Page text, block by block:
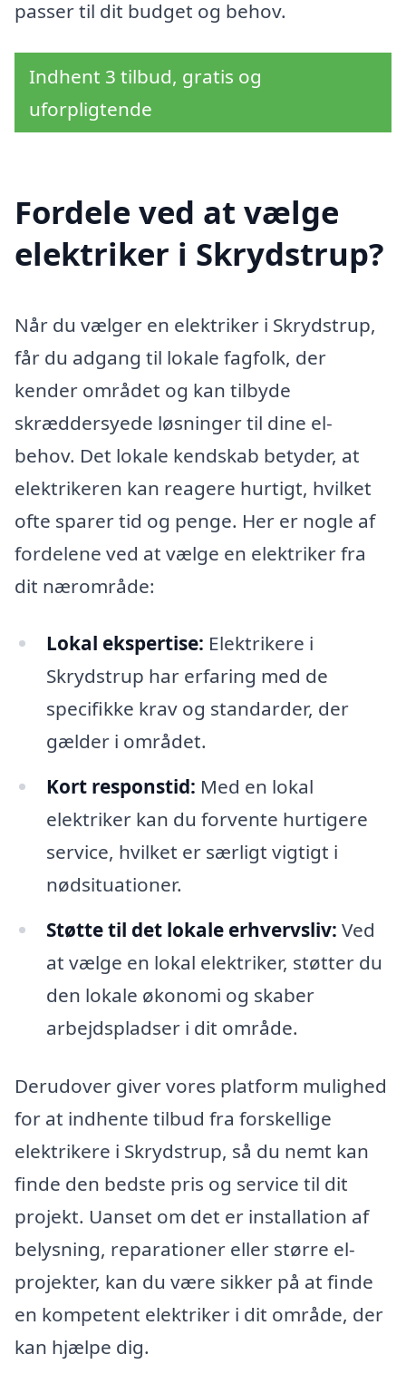
passer til dit budget og behov.
Indhent 3 tilbud, gratis og
uforpligtende
Fordele ved at vælge
elektriker i Skrydstrup?
Når du vælger en elektriker i Skrydstrup,
får du adgang til lokale fagfolk, der
kender området og kan tilbyde
skræddersyede løsninger til dine el-
behov. Det lokale kendskab betyder, at
elektrikeren kan reagere hurtigt, hvilket
ofte sparer tid og penge. Her er nogle af
fordelene ved at vælge en elektriker fra
dit nærområde:
Lokal ekspertise: Elektrikere i
Skrydstrup har erfaring med de
specifikke krav og standarder, der
gælder i området.
Kort responstid: Med en lokal
elektriker kan du forvente hurtigere
service, hvilket er særligt vigtigt i
nødsituationer.
Støtte til det lokale erhvervsliv: Ved
at vælge en lokal elektriker, støtter du
den lokale økonomi og skaber
arbejdspladser i dit område.
Derudover giver vores platform mulighed
for at indhente tilbud fra forskellige
elektrikere i Skrydstrup, så du nemt kan
finde den bedste pris og service til dit
projekt. Uanset om det er installation af
belysning, reparationer eller større el-
projekter, kan du være sikker på at finde
en kompetent elektriker i dit område, der
kan hjælpe dig.